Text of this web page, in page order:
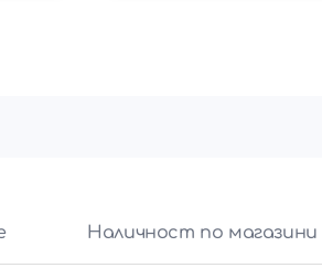
Наличност по магазини